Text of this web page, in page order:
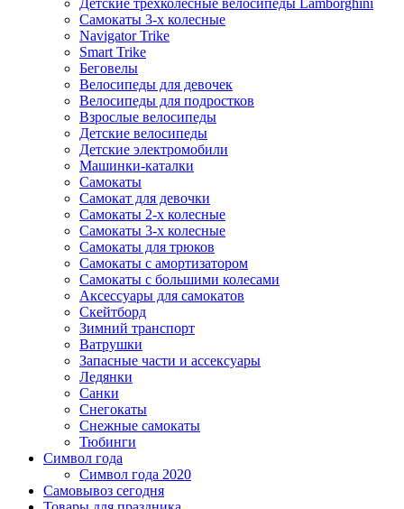
Детские трехколесные велосипеды Lamborghini
Самокаты 3-х колесные
Navigator Trike
Smart Trike
Беговелы
Велосипеды для девочек
Велосипеды для подростков
Взрослые велосипеды
Детские велосипеды
Детские электромобили
Машинки-каталки
Самокаты
Самокат для девочки
Самокаты 2-х колесные
Самокаты 3-х колесные
Самокаты для трюков
Самокаты с амортизатором
Самокаты с большими колесами
Аксессуары для самокатов
Скейтборд
Зимний транспорт
Ватрушки
Запасные части и ассексуары
Ледянки
Санки
Снегокаты
Снежные самокаты
Тюбинги
Символ года
Символ года 2020
Самовывоз сегодня